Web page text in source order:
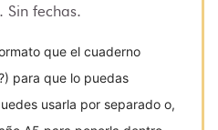
fechas.
que el cuaderno
para que lo puedas
usarla por separado o,